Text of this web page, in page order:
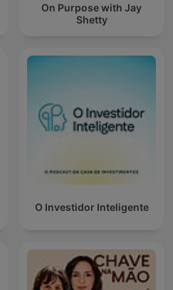
On Purpose with Jay
Shetty
O Investidor Inteligente